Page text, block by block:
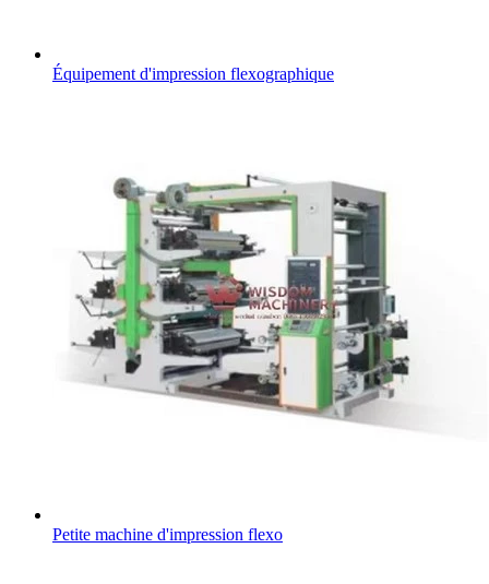
Équipement d'impression flexographique
Petite machine d'impression flexo